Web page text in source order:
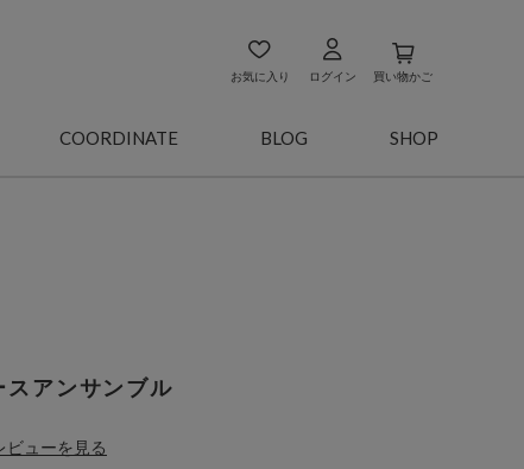
お気に入り ログイン 買い物かご
COORDINATE BLOG SHOP
スアンサンブル
ビューを見る